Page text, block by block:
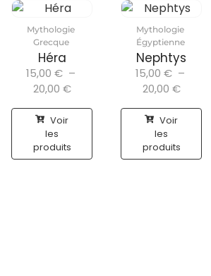
Mythologie
Grecque
Héra
15,00 € –
20,00 €
Voir
les
produits
Mythologie
Égyptienne
Nephtys
15,00 € –
20,00 €
Voir
les
produits